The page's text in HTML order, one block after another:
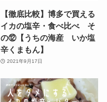
【徹底比較】博多で買える
イカの塩辛・食べ比べ そ
の⑫【うちの海産 いか塩
辛くまもん】
2021年9月17日